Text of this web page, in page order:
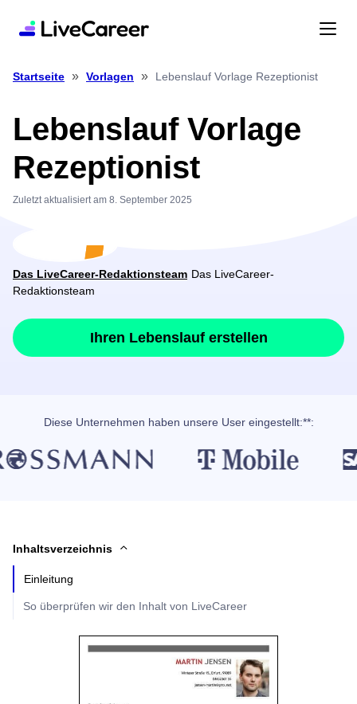
Startseite » Vorlagen » Lebenslauf Vorlage Rezeptionist
Lebenslauf Vorlage
Rezeptionist
Zuletzt aktualisiert am 8. September 2025
Das LiveCareer-Redaktionsteam Das LiveCareer-
Redaktionsteam
Ihren Lebenslauf erstellen
Diese Unternehmen haben unsere User eingestellt:**:
Inhaltsverzeichnis
Einleitung
So überprüfen wir den Inhalt von LiveCareer